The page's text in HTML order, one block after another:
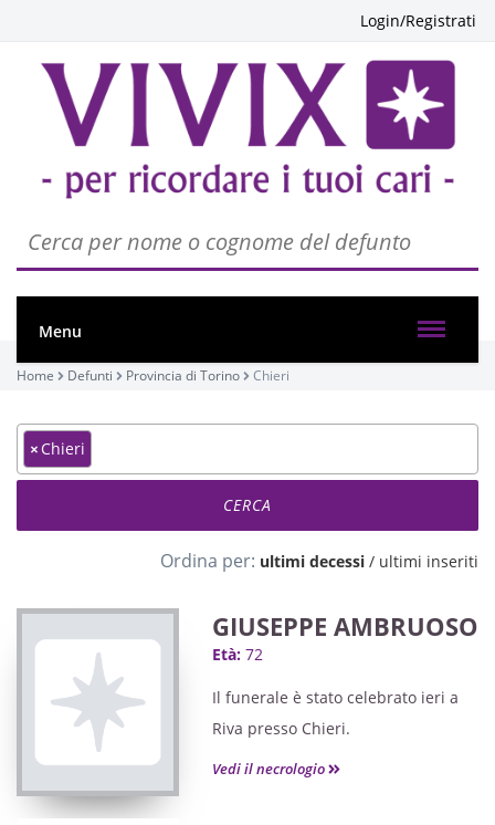
Login/Registrati
Menu
Home Defunti Provincia di Torino Chieri
×Chieri
Ordina per: ultimi decessi / ultimi inseriti
GIUSEPPE AMBRUOSO
Età: 72
Il funerale è stato celebrato ieri a
Riva presso Chieri.
Vedi il necrologio